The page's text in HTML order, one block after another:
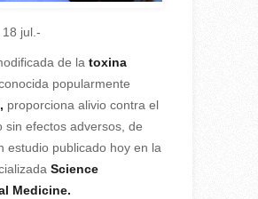
jul.-
de latoxina
popularmente
proporciona alivio contra el
sin efectos adversos, de
estudio publicado hoy en la
Science
Medicine.